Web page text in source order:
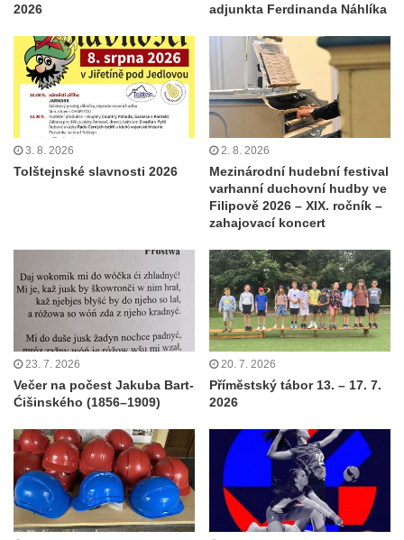
2026
adjunkta Ferdinanda Náhlíka
3. 8. 2026
Tolštejnské slavnosti 2026
2. 8. 2026
Mezinárodní hudební festival
varhanní duchovní hudby ve
Filipově 2026 – XIX. ročník –
zahajovací koncert
23. 7. 2026
Večer na počest Jakuba Bart-
Ćišinského (1856–1909)
20. 7. 2026
Příměstský tábor 13. – 17. 7.
2026